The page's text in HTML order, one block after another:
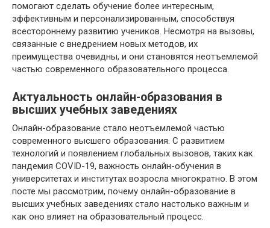
помогают сделать обучение более интересным,
эффективным и персонализированным, способствуя
всестороннему развитию учеников. Несмотря на вызовы,
связанные с внедрением новых методов, их
преимущества очевидны, и они становятся неотъемлемой
частью современного образовательного процесса.
Актуальность онлайн-образования в
высших учебных заведениях
Онлайн-образование стало неотъемлемой частью
современного высшего образования. С развитием
технологий и появлением глобальных вызовов, таких как
пандемия COVID-19, важность онлайн-обучения в
университетах и институтах возросла многократно. В этом
посте мы рассмотрим, почему онлайн-образование в
высших учебных заведениях стало настолько важным и
как оно влияет на образовательный процесс.